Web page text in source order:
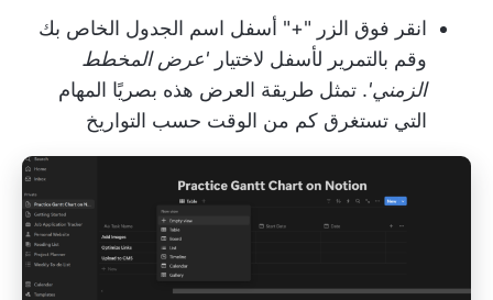
انقر فوق الزر "+" أسفل اسم الجدول الخاص بك
وقم بالتمرير لأسفل لاختيار 'عرض المخطط
الزمني'. تمثل طريقة العرض هذه بصريًا المهام
التي تستغرق كم من الوقت حسب التواريخ